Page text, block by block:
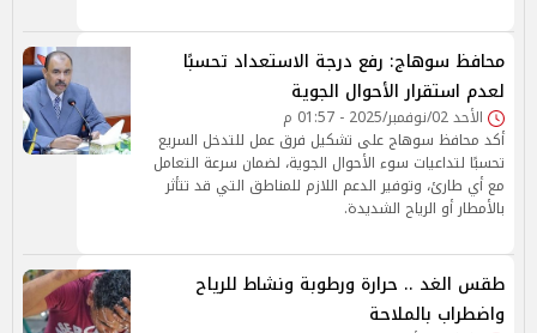
محافظ سوهاج: رفع درجة الاستعداد تحسبًا
لعدم استقرار الأحوال الجوية
الأحد 02/نوفمبر/2025 - 01:57 م
أكد محافظ سوهاج على تشكيل فرق عمل للتدخل السريع
تحسبًا لتداعيات سوء الأحوال الجوية، لضمان سرعة التعامل
مع أي طارئ، وتوفير الدعم اللازم للمناطق التي قد تتأثر
بالأمطار أو الرياح الشديدة.
طقس الغد .. حرارة ورطوبة ونشاط للرياح
واضطراب بالملاحة